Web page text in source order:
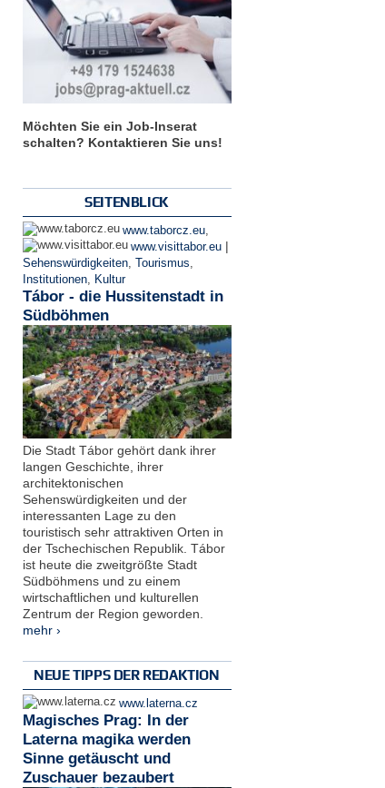
Möchten Sie ein Job-Inserat
schalten? Kontaktieren Sie uns!
SEITENBLICK
www.taborcz.eu,
www.visittabor.eu |
Sehenswürdigkeiten, Tourismus
Institutionen, Kultur
Tábor - die Hussitenstadt in
Südböhmen
Die Stadt Tábor gehört dank ihrer
langen Geschichte, ihrer
architektonischen
Sehenswürdigkeiten und der
interessanten Lage zu den
touristisch sehr attraktiven Orten in
der Tschechischen Republik. Tábor
ist heute die zweitgrößte Stadt
Südböhmens und zu einem
wirtschaftlichen und kulturellen
Zentrum der Region geworden.
mehr ›
NEUE TIPPS DER REDAKTION
www.laterna.cz
Magisches Prag: In der
Laterna magika werden
Sinne getäuscht und
Zuschauer bezaubert